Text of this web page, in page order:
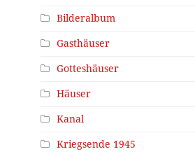
Bilderalbum
Gasthäuser
Gotteshäuser
Häuser
Kanal
Kriegsende 1945